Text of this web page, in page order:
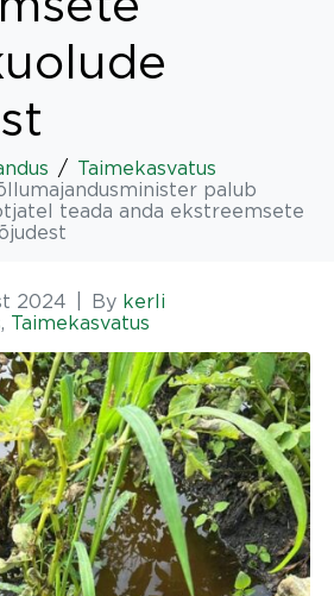
Taimekasvatus
palub
teada anda ekstreemsete
2024 By kerli
, Taimekasvatus